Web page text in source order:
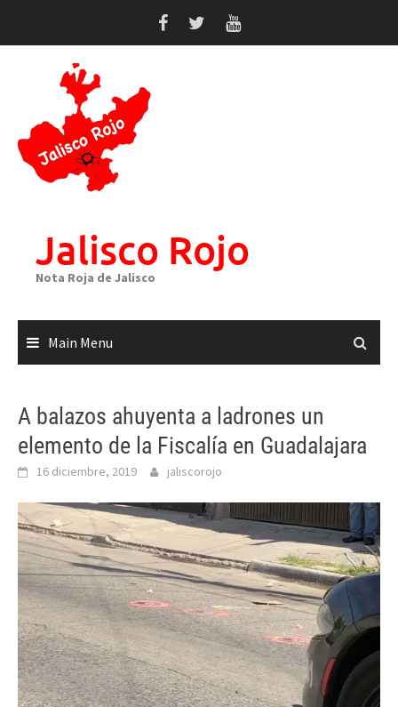
Jalisco Rojo
Nota Roja de Jalisco
Main Menu
A balazos ahuyenta a ladrones un
elemento de la Fiscalía en Guadalajara
16 diciembre, 2019 jaliscorojo